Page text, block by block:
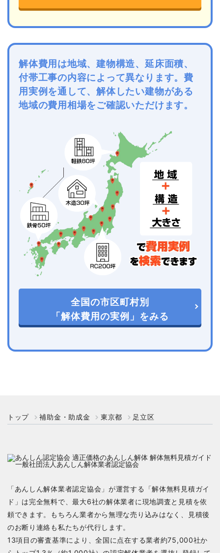
解体費用は地域、建物構造、延床面積、
付帯工事の内容によって異なります。費
用実例を通して、解体したい建物がある
地域の費用相場をご確認いただけます。
全国の市区町村別
「解体費用の実例」をみる
トップ 補助金・助成金 東京都 足立区
「あんしん解体業者認定協会」が運営する「解体無料見積ガイ
ド」は完全無料で、最大6社の解体業者に現地調査と見積を依
頼できます。もちろん業者から無理な売り込みはなく、見積後
のお断り連絡も私たちが代行します。
13項目の審査基準により、全国に点在する業者約75,000社か